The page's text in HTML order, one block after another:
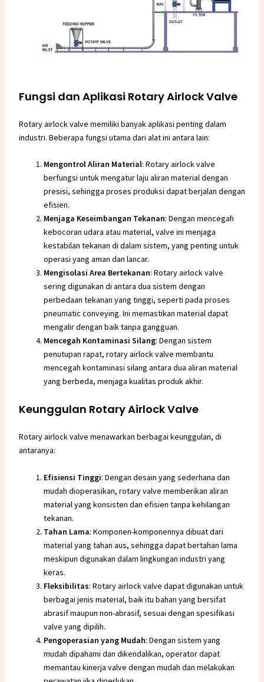
Fungsi dan Aplikasi Rotary Airlock Valve
Rotary airlock valve memiliki banyak aplikasi penting dalam
industri. Beberapa fungsi utama dari alat ini antara lain:
Mengontrol Aliran Material: Rotary airlock valve
berfungsi untuk mengatur laju aliran material dengan
presisi, sehingga proses produksi dapat berjalan dengan
efisien.
Menjaga Keseimbangan Tekanan: Dengan mencegah
kebocoran udara atau material, valve ini menjaga
kestabilan tekanan di dalam sistem, yang penting untuk
operasi yang aman dan lancar.
Mengisolasi Area Bertekanan: Rotary airlock valve
sering digunakan di antara dua sistem dengan
perbedaan tekanan yang tinggi, seperti pada proses
pneumatic conveying. Ini memastikan material dapat
mengalir dengan baik tanpa gangguan.
Mencegah Kontaminasi Silang: Dengan sistem
penutupan rapat, rotary airlock valve membantu
mencegah kontaminasi silang antara dua aliran material
yang berbeda, menjaga kualitas produk akhir.
Keunggulan Rotary Airlock Valve
Rotary airlock valve menawarkan berbagai keunggulan, di
antaranya:
Efisiensi Tinggi: Dengan desain yang sederhana dan
mudah dioperasikan, rotary valve memberikan aliran
material yang konsisten dan efisien tanpa kehilangan
tekanan.
Tahan Lama: Komponen-komponennya dibuat dari
material yang tahan aus, sehingga dapat bertahan lama
meskipun digunakan dalam lingkungan industri yang
keras.
Fleksibilitas: Rotary airlock valve dapat digunakan untuk
berbagai jenis material, baik itu bahan yang bersifat
abrasif maupun non-abrasif, sesuai dengan spesifikasi
valve yang dipilih.
Pengoperasian yang Mudah: Dengan sistem yang
mudah dipahami dan dikendalikan, operator dapat
memantau kinerja valve dengan mudah dan melakukan